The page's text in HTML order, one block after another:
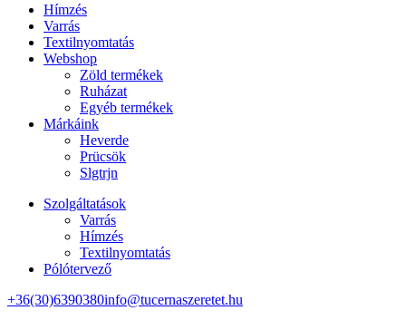
Hímzés
Varrás
Textilnyomtatás
Webshop
Zöld termékek
Ruházat
Egyéb termékek
Márkáink
Heverde
Prücsök
Slgtrjn
Szolgáltatások
Varrás
Hímzés
Textilnyomtatás
Pólótervező
+36(30)6390380info@tucernaszeretet.hu